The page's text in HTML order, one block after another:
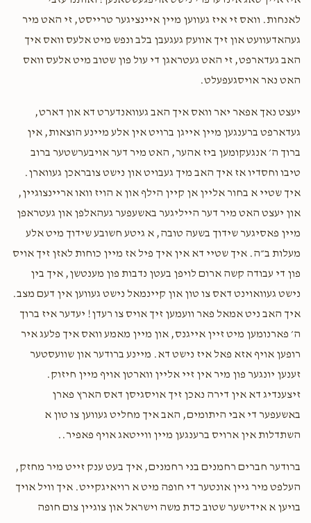
לאנחות. וואס זי איז געווען מיין איינציגער טרייסט, זי האט מיר
געהאדעוועט און זיך אוועק געגעבן בלב ונפש מיט אלעס וואס איך
האב געדארפט, זי האט געטראגן די עול פון שטוב מיט אלעס וואס
האט נאר אויסגעפעלט.
יעצט נאך אפאר יאר וואס איך האב געוואנדערט דא און דארט,
געדארפט ברענגען מיין אייגן ברויט אין אלע מיינע הוצאות, אין
ברוך ה׳ אנגעקומען ביז אהער, האט מיר דער אויבערשטער ברוב
טיבו וחסדיו אז איך האב מיך געבויט און נישט צובראכן געווארן.
איך שטיי א בחור אליין אן קיין הילף און א הויז וואו אריינצוגיין,
און יעצט האט מיר דער הייליגער באשעפער געהאלפן און געטראפן
מיין פאסיגער שידוך בשעה טובה, א גיטע חשובע שידוך מיט אלע
מעלות ב״ה. איך שטיי דא אין איך פיל אז מיין כוחות לאזן זיך אויס
פון די עבודה קשה ארום לויפן בעטן נדבות פון מענטשן, איך בין
נישט געוואוינט דאס צו טון און קיינמאל נישט געווען אין דעם מצב.
איך האב ניט אמאל פאר וועמען זיך אויס צו רעדן! יעדער איז ברוך
ה׳ פארנומען מיט זיין אייגנס, און מיין מאמע וואס איך פלעג איר
רופען אויף אזא פאל איז נישט דא. מיינע ברודער און שוועסטער
זענען יונגער פון מיר אין זיי אליין ווארטן אויף מיין חיזוק.
זיצענדיג דא אין דירה נאכן זיך אויסגיסן דאס הארץ פארן
באשעפער די אבי היתומים, האב איך מחליט געווען צו טון א
השתדלות אין ארויס ברענגען מיין ווייטאג אויף פאפיר..
ברודער חברים רחמנים בני רחמנים, איך בעט ענק זייט מיר מחזק,
העלפט מיר גיין אונטער די חופה מיט א רויאיגקייט. איך וויל אויך
בויען א אידישער שטוב כדת משה וישראל און צוגיין צום חופה